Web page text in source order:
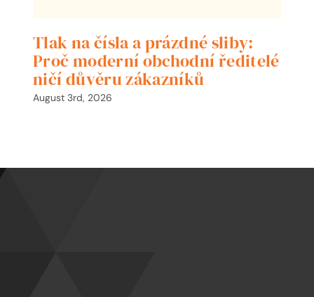
Tlak na čísla a prázdné sliby:
Proč moderní obchodní ředitelé
ničí důvěru zákazníků
August 3rd, 2026